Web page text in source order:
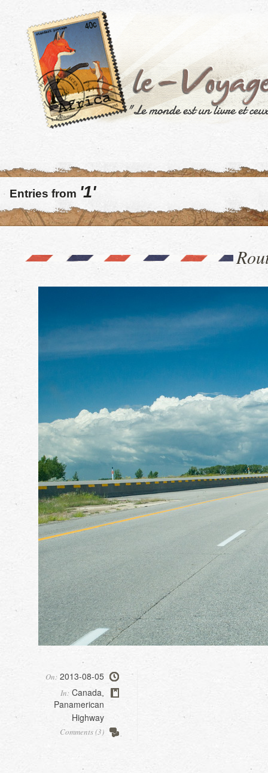
Entries from '1'
On: 2013-08-05
In: Canada
Panamerican
Highway
Comments (3)